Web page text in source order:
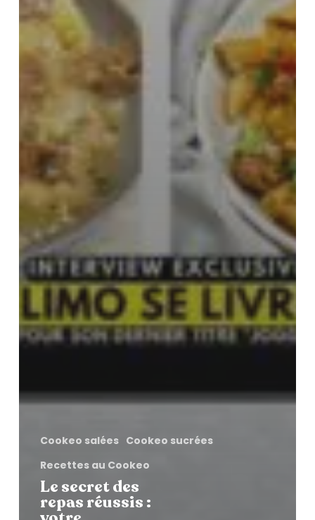
Cookeo salées Cookeo sucrées
Recettes au Cookeo
Le secret des
repas réussis :